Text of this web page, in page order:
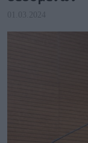
01.03.2024